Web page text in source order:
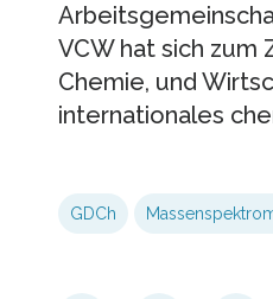
VCW hat sich
Chemie, und
internationales
GDCh